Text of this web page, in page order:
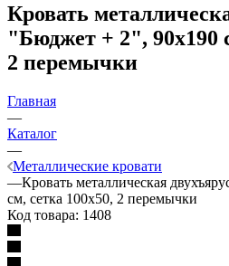
Кровать
"Бюджет + 2", 90х190
2 перемычки
Главная
—
Каталог
—
Металлические кровати
—Кровать металлическая
см, сетка 100х50, 2 перемычки
Код товара: 1408